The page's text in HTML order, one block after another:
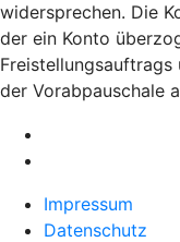
widersprechen. Die
der ein Konto
der Vorabpauschale
Impressum
Datenschutz